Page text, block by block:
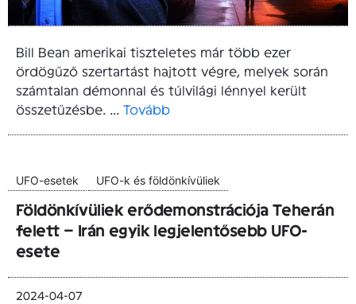
Bill Bean amerikai tiszteletes már több ezer
ördögűző szertartást hajtott végre, melyek során
számtalan démonnal és túlvilági lénnyel került
összetűzésbe. ... Tovább
UFO-esetek UFO-k és földönkívüliek
Földönkívüliek erődemonstrációja Teherán
felett – Irán egyik legjelentősebb UFO-
esete
2024-04-07